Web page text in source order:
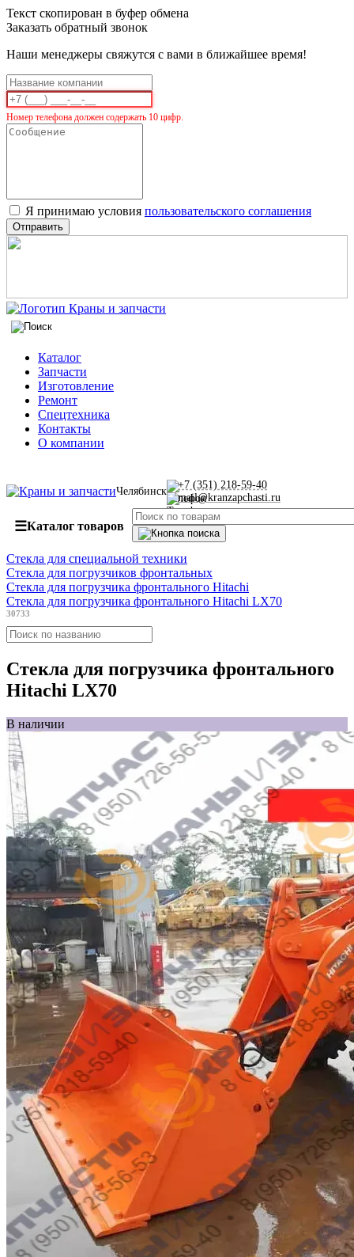
Текст скопирован в буфер обмена
Заказать обратный звонок
Наши менеджеры свяжутся с вами в ближайшее время!
Номер телефона должен содержать 10 цифр.
Я принимаю условия пользовательского соглашения
Отправить
Каталог
Запчасти
Изготовление
Ремонт
Спецтехника
Контакты
О компании
Челябинск
+7 (351) 218-59-40
mail@kranzapchasti.ru
☰Каталог товаров
Стекла для специальной техники
Стекла для погрузчиков фронтальных
Стекла для погрузчика фронтального Hitachi
Стекла для погрузчика фронтального Hitachi LX70
30733
Стекла для погрузчика фронтального
Hitachi LX70
В наличии